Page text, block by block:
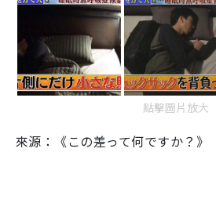
點擊圖片放大
來源：《この差って何ですか？》